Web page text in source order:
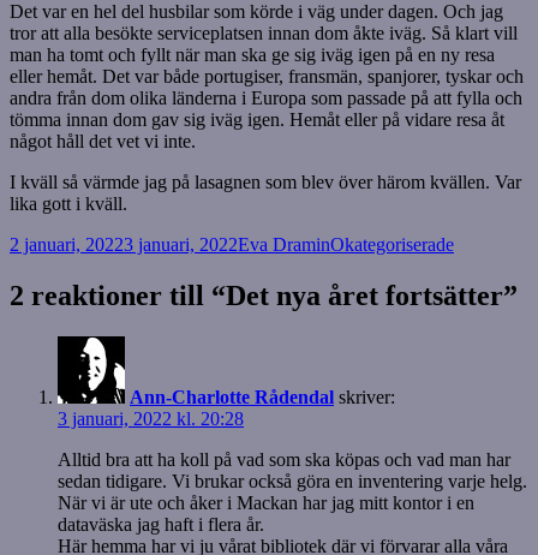
Det var en hel del husbilar som körde i väg under dagen. Och jag
tror att alla besökte serviceplatsen innan dom åkte iväg. Så klart vill
man ha tomt och fyllt när man ska ge sig iväg igen på en ny resa
eller hemåt. Det var både portugiser, fransmän, spanjorer, tyskar och
andra från dom olika länderna i Europa som passade på att fylla och
tömma innan dom gav sig iväg igen. Hemåt eller på vidare resa åt
något håll det vet vi inte.
I kväll så värmde jag på lasagnen som blev över härom kvällen. Var
lika gott i kväll.
Postat
2 januari, 20223 januari, 2022Författare
Eva DraminKategorier
Okategoriserade
2 reaktioner till “Det nya året fortsätter”
Ann-Charlotte Rådendal skriver:
3 januari, 2022 kl. 20:28
Alltid bra att ha koll på vad som ska köpas och vad man har
sedan tidigare. Vi brukar också göra en inventering varje helg.
När vi är ute och åker i Mackan har jag mitt kontor i en
dataväska jag haft i flera år.
Här hemma har vi ju vårat bibliotek där vi förvarar alla våra